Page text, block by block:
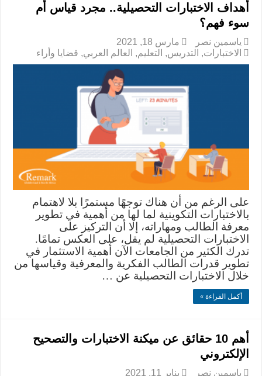
أهداف الاختبارات التحصيلية.. مجرد قياس أم
سوء فهم؟
ياسمين نصر
مارس 18, 2021
الاختبارات, التدريس, التعليم, العالم العربي, قضايا وأراء
على الرغم من أن هناك توجهًا مستمرًا بلا لاهتمام
بالاختبارات التكوينية لما لها من أهمية في تطوير
معرفة الطالب ومهاراته، إلا أن التركيز على
الاختبارات التحصيلية لم يقل، على العكس تمامًا.
تدرك الكثير من الجامعات الآن أهمية الاستثمار في
تطوير قدرات الطالب الفكرية والمعرفية وقياسها من
خلال الاختبارات التحصيلية عن …
أكمل القراءة »
أهم 10 حقائق عن ميكنة الاختبارات والتصحيح
الإلكتروني
ياسمين نصر يناير 11, 2021